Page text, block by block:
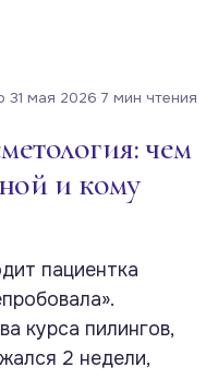
31 мая 2026·7 мин чтения
чем
и кому
пациентка
курса пилингов,
2 недели,